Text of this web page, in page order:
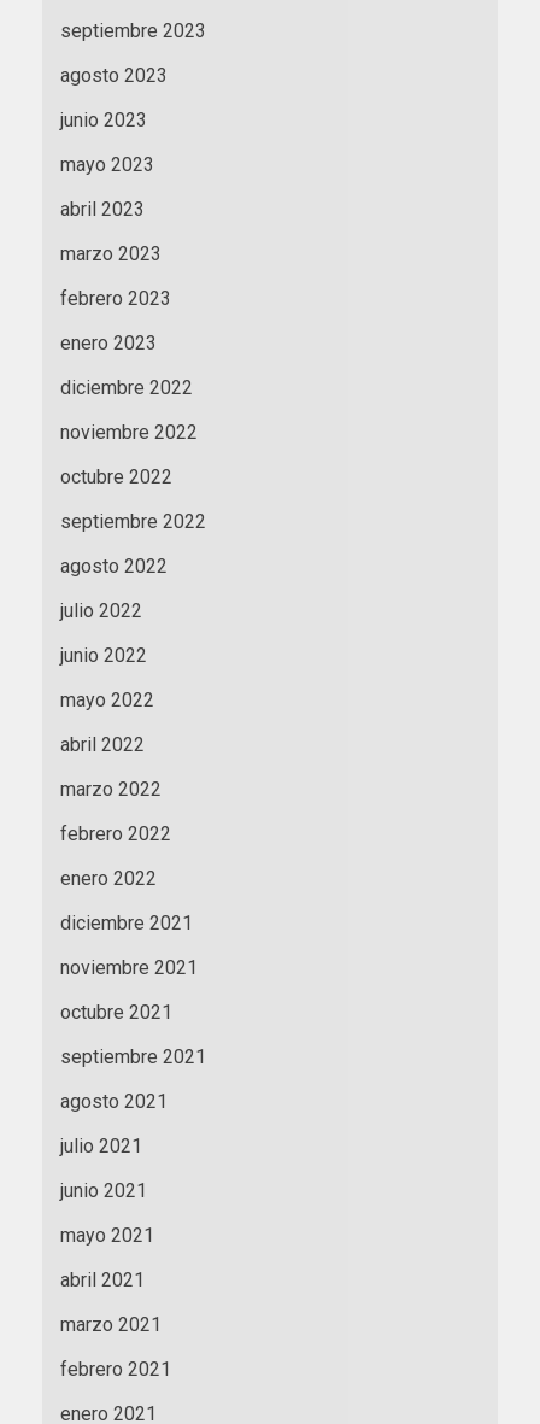
septiembre 2023
agosto 2023
junio 2023
mayo 2023
abril 2023
marzo 2023
febrero 2023
enero 2023
diciembre 2022
noviembre 2022
octubre 2022
septiembre 2022
agosto 2022
julio 2022
junio 2022
mayo 2022
abril 2022
marzo 2022
febrero 2022
enero 2022
diciembre 2021
noviembre 2021
octubre 2021
septiembre 2021
agosto 2021
julio 2021
junio 2021
mayo 2021
abril 2021
marzo 2021
febrero 2021
enero 2021